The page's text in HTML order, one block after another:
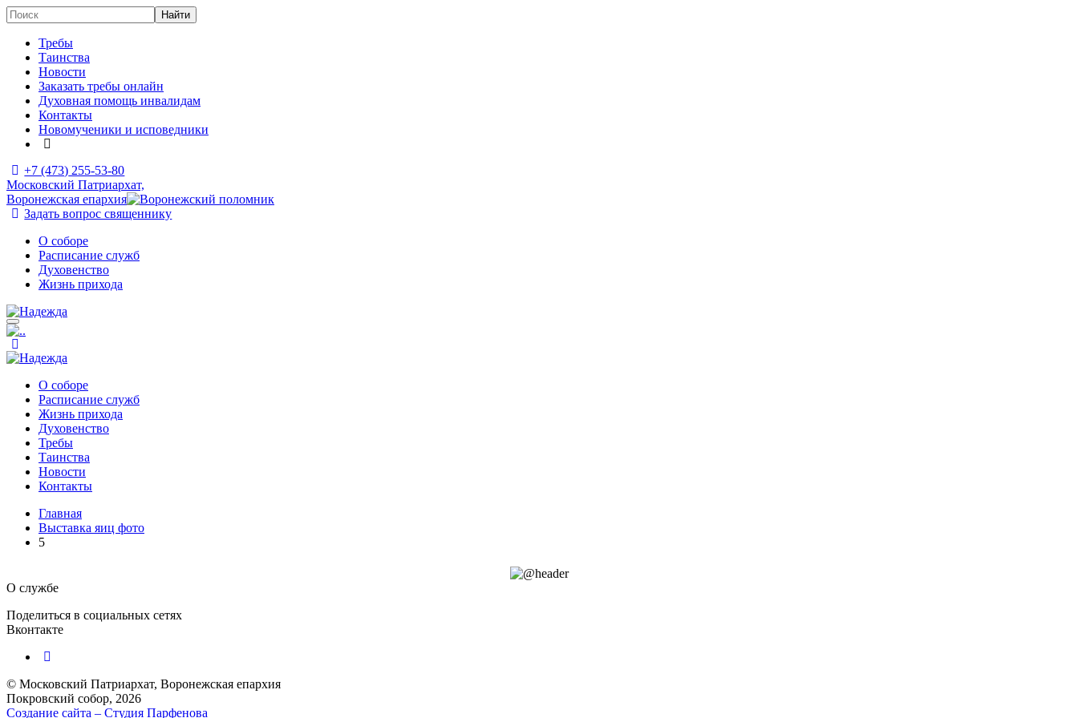
Требы
Таинства
Новости
Заказать требы онлайн
Духовная помощь инвалидам
Контакты
Новомученики и исповедники
+7 (473) 255-53-80
Московский Патриархат,
Воронежская епархия
Задать вопрос священнику
О соборе
Расписание служб
Духовенство
Жизнь прихода
О соборе
Расписание служб
Жизнь прихода
Духовенство
Требы
Таинства
Новости
Контакты
Главная
Выставка яиц фото
5
О службе
Поделиться в социальных сетях
Вконтакте
© Московский Патриархат, Воронежcкая епархия
Покровский собор, 2026
Создание сайта – Cтудия Парфенова